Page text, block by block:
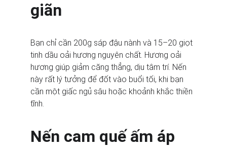
giãn
Bạn chỉ cần 200g sáp đậu nành và 15–20 giọt
tinh dầu oải hương nguyên chất. Hương oải
hương giúp giảm căng thẳng, dịu tâm trí. Nến
này rất lý tưởng để đốt vào buổi tối, khi bạn
cần một giấc ngủ sâu hoặc khoảnh khắc thiền
tĩnh.
Nến cam quế ấm áp